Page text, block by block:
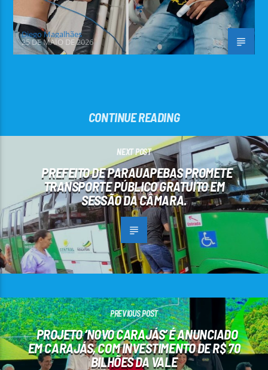
Diego Magalhães
25 DE MAIO DE 2026
CONTINUE READING
NEXT POST
PREFEITO DE PARAUAPEBAS PROMETE
TRANSPORTE PÚBLICO GRATUITO EM
SESSÃO DA CÂMARA.
PREVIOUS POST
PROJETO ‘NOVO CARAJÁS’ É ANUNCIADO
EM CARAJÁS, COM INVESTIMENTO DE R$ 70
BILHÕES DA VALE